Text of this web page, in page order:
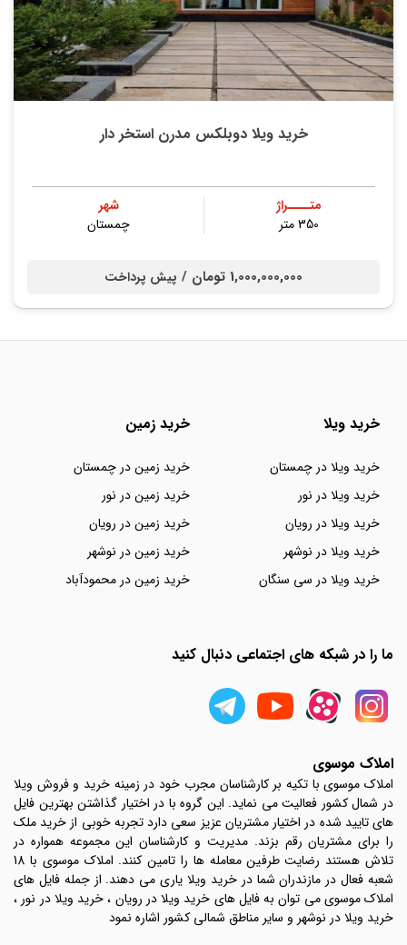
خرید ویلا دوبلکس مدرن استخر دار
متــــراژ
350 متر
شهر
چمستان
1,000,000,000 تومان / پیش پرداخت
خرید ویلا
خرید ویلا در چمستان
خرید ویلا در نور
خرید ویلا در رویان
خرید ویلا در نوشهر
خرید ویلا در سی سنگان
خرید زمین
خرید زمین در چمستان
خرید زمین در نور
خرید زمین در رویان
خرید زمین در نوشهر
خرید زمین در محمودآباد
ما را در شبکه های اجتماعی دنبال کنید
املاک موسوی
املاک موسوی با تکیه بر کارشناسان مجرب خود در زمینه خرید و فروش ویلا
در شمال کشور فعالیت می نماید. این گروه با در اختیار گذاشتن بهترین فایل
های تایید شده در اختیار مشتریان عزیز سعی دارد تجربه خوبی از خرید ملک
را برای مشتریان رقم بزند. مدیریت و کارشناسان این مجموعه همواره در
تلاش هستند رضایت طرفین معامله ها را تامین کنند. املاک موسوی با 18
شعبه فعال در مازندران شما در خرید ویلا یاری می دهند. از جمله فایل های
املاک موسوی می توان به فایل های خرید ویلا در رویان ، خرید ویلا در نور ،
خرید ویلا در نوشهر و سایر مناطق شمالی کشور اشاره نمود